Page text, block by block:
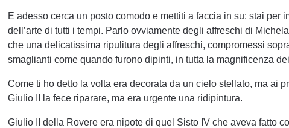
E adesso cerca un posto comodo e mettiti a faccia in su: stai per
dell’arte di tutti i tempi. Parlo ovviamente degli affreschi di
che una delicatissima ripulitura degli affreschi, compromessi
smaglianti come quando furono dipinti, in tutta la magnificenza
Come ti ho detto la volta era decorata da un cielo stellato, ma ai
Giulio II la fece riparare, ma era urgente una ridipintura.
Giulio II della Rovere era nipote di quel Sisto IV che aveva fatto